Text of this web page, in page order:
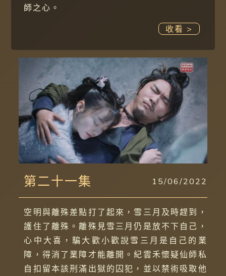
師之心。
收看 >
第二十一集 15/06/2022
空明與離殊差點打了起來，雪三月及時趕到，
護住了離殊。離殊見雪三月仍是放不下自己，
心中大喜，騙大歡小歡說雪三月是自己的業
障，得消了業障才能離開。紀雲禾懷疑仙師私
自扣留本該刑滿出獄的囚犯，並以禁術吸取他